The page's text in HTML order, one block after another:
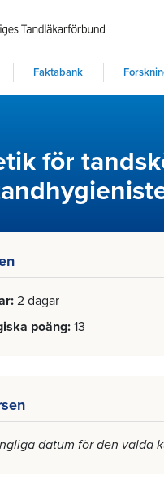
Faktabank
för
2 dagar
poäng 13
datum för den valda